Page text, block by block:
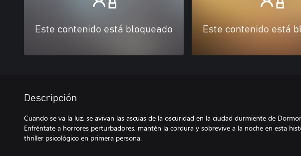
Este contenido está bloqueado Este contenido está
Descripción
Cuando se va la luz, se avivan las ascuas de la oscuridad en la ciudad durmiente de
Enfréntate a horrores perturbadores, mantén la cordura y sobrevive a la noche en esta
thriller psicológico en primera persona.